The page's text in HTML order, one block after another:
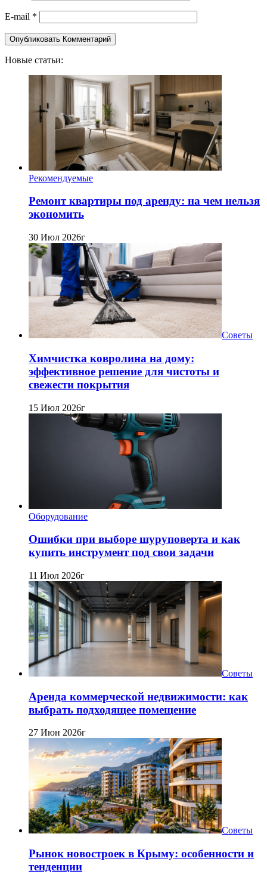
E-mail *
Новые статьи:
Рекомендуемые
Ремонт квартиры под аренду: на чем нельзя
экономить
30 Июл 2026г
Советы
Химчистка ковролина на дому:
эффективное решение для чистоты и
свежести покрытия
15 Июл 2026г
Оборудование
Ошибки при выборе шуруповерта и как
купить инструмент под свои задачи
11 Июл 2026г
Советы
Аренда коммерческой недвижимости: как
выбрать подходящее помещение
27 Июн 2026г
Советы
Рынок новостроек в Крыму: особенности и
тенденции